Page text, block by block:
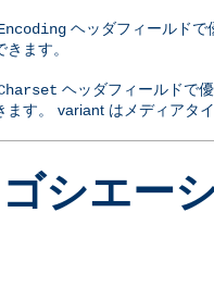
ヘッダフィールドで
ます。
ヘッダフィールドで
ます。 variant はメディアタ
シエー